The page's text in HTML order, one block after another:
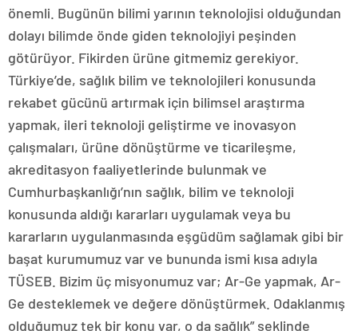
önemli. Bugünün bilimi yarının teknolojisi olduğundan
dolayı bilimde önde giden teknolojiyi peşinden
götürüyor. Fikirden ürüne gitmemiz gerekiyor.
Türkiye’de, sağlık bilim ve teknolojileri konusunda
rekabet gücünü artırmak için bilimsel araştırma
yapmak, ileri teknoloji geliştirme ve inovasyon
çalışmaları, ürüne dönüştürme ve ticarileşme,
akreditasyon faaliyetlerinde bulunmak ve
Cumhurbaşkanlığı’nın sağlık, bilim ve teknoloji
konusunda aldığı kararları uygulamak veya bu
kararların uygulanmasında eşgüdüm sağlamak gibi bir
başat kurumumuz var ve bununda ismi kısa adıyla
TÜSEB. Bizim üç misyonumuz var; Ar-Ge yapmak, Ar-
Ge desteklemek ve değere dönüştürmek. Odaklanmış
olduğumuz tek bir konu var, o da sağlık” şeklinde